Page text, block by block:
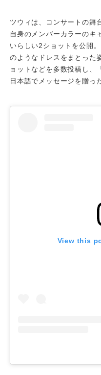
ツウィは、コンサートの舞
自身のメンバーカラーのキ
いらしい2ショットを公開
のようなドレスをまとった
ョットなどを多数投稿し、
日本語でメッセージを贈っ
View this